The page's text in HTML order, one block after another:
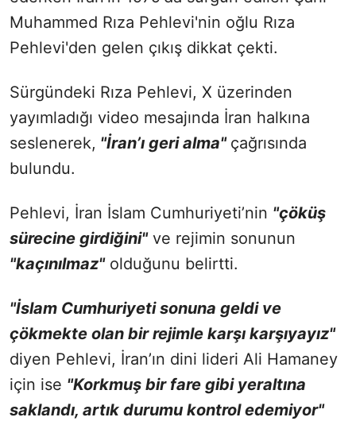
Muhammed Rıza Pehlevi'nin oğlu Rıza
Pehlevi'den gelen çıkış dikkat çekti.
Sürgündeki Rıza Pehlevi, X üzerinden
yayımladığı video mesajında İran halkına
seslenerek, "İran’ı geri alma" çağrısında
bulundu.
Pehlevi, İran İslam Cumhuriyeti’nin "çöküş
sürecine girdiğini"ve rejimin sonunun
"kaçınılmaz"olduğunu belirtti.
"İslam Cumhuriyeti sonuna geldi ve
çökmekte olan bir rejimle karşı karşıyayız"
diyen Pehlevi, İran’ın dini lideri Ali Hamaney
için ise "Korkmuş bir fare gibi yeraltına
saklandı, artık durumu kontrol edemiyor"